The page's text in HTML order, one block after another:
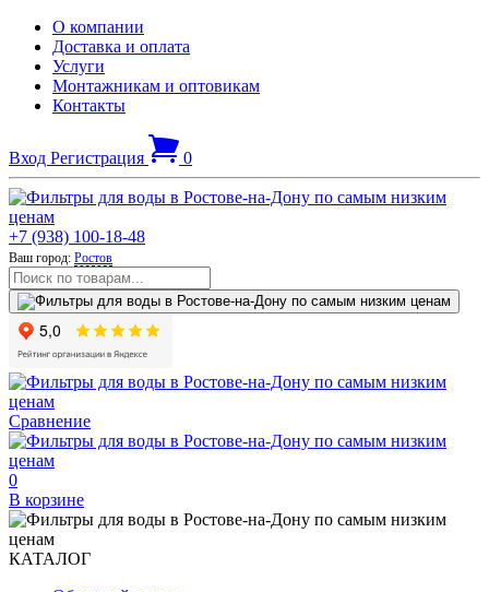
О компании
Доставка и оплата
Услуги
Монтажникам и оптовикам
Контакты
Вход Регистрация 0
+7 (938) 100-18-48
Ваш город: Ростов
Сравнение
0
В корзине
КАТАЛОГ